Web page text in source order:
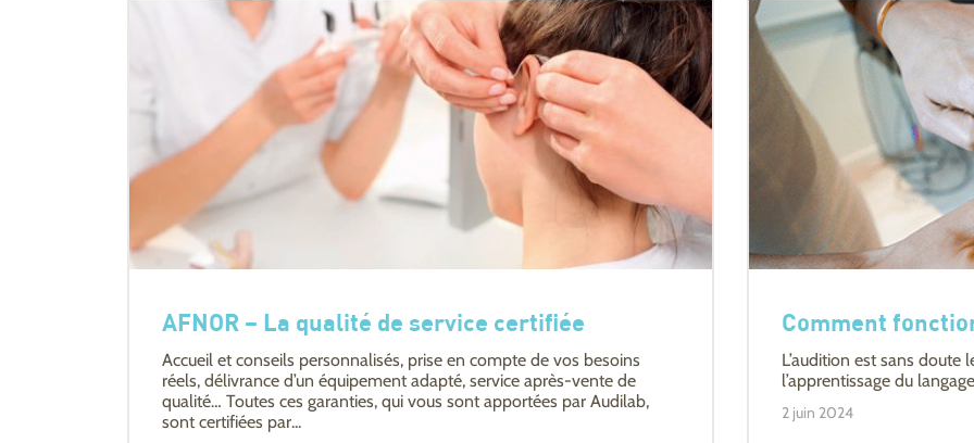
AFNOR – La qualité de service certifiée
Accueil et conseils personnalisés, prise en compte de vos besoins
réels, délivrance d’un équipement adapté, service après-vente de
qualité… Toutes ces garanties, qui vous sont apportées par Audilab,
sont certifiées par...
Comment
L’audition est sans
l’apprentissage du
2 juin 2024